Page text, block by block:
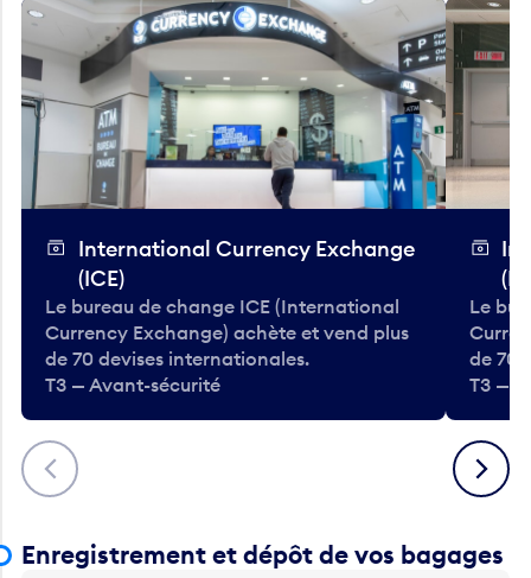
Précédent
International Currency Exchange
(ICE)
Le bureau de change ICE (International
Currency Exchange) achète et vend plus
de 70 devises internationales.
T3 — Avant-sécurité
Le
de 70
T3 —
Suivant
Enregistrement et dépôt de vos bagages